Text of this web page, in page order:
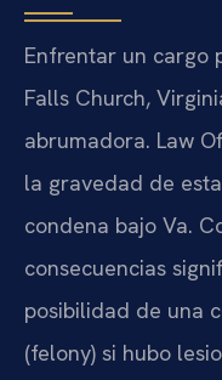
Enfrentar un cargo
Falls Church,
abrumadora. Law
la gravedad de
condena bajo Va.
consecuencias
posibilidad de una
(felony) si hubo